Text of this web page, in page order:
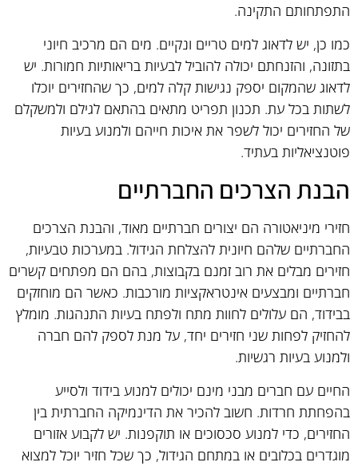
התפתחותם התקינה.
כמו כן, יש לדאוג למים טריים ונקיים. מים הם מרכיב חיוני
בתזונה, והזנחתם יכולה להוביל לבעיות בריאותיות חמורות. יש
לדאוג שהמקום יספק נגישות קלה למים, כך שהחזירים יוכלו
לשתות בכל עת. תכנון תפריט מתאים בהתאם לגילם ולמשקלם
של החזירים יכול לשפר את איכות חייהם ולמנוע בעיות
פוטנציאליות בעתיד.
הבנת הצרכים החברתיים
חזירי מיניאטורה הם יצורים חברתיים מאוד, והבנת הצרכים
החברתיים שלהם חיונית להצלחת הגידול. במערכות טבעיות,
חזירים מבלים את רוב זמנם בקבוצות, בהם הם מפתחים קשרים
חברתיים ומבצעים אינטראקציות מורכבות. כאשר הם מוחזקים
בבידוד, הם עלולים לחוות מתח ולפתח בעיות התנהגות. מומלץ
להחזיק לפחות שני חזירים יחד, על מנת לספק להם חברה
ולמנוע בעיות רגשיות.
החיים עם חברים מבני מינם יכולים למנוע בידוד ולסייע
בהפחתת חרדות. חשוב להכיר את הדינמיקה החברתית בין
החזירים, כדי למנוע סכסוכים או תוקפנות. יש לקבוע אזורים
מוגדרים בכלובים או במתחם הגידול, כך שכל חזיר יוכל למצוא